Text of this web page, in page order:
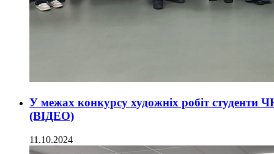
У межах конкурсу художніх робіт студенти
(ВІДЕО)
11.10.2024